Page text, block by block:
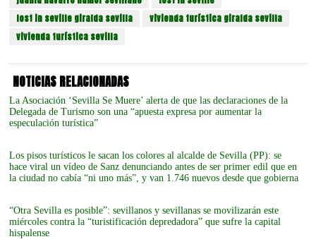
lost in seville giralda sevilla
vivienda turística giralda sevilla
vivienda turística sevilla
NOTICIAS RELACIONADAS
La Asociación ‘Sevilla Se Muere’ alerta de que las declaraciones de la
Delegada de Turismo son una “apuesta expresa por aumentar la
especulación turística”
Los pisos turísticos le sacan los colores al alcalde de Sevilla (PP): se
hace viral un vídeo de Sanz denunciando antes de ser primer edil que en
la ciudad no cabía “ni uno más”, y van 1.746 nuevos desde que gobierna
“Otra Sevilla es posible”: sevillanos y sevillanas se movilizarán este
miércoles contra la “turistificación depredadora” que sufre la capital
hispalense